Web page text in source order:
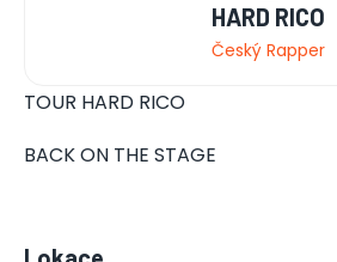
HARD RICO
Český Rapper
TOUR HARD RICO
BACK ON THE STAGE